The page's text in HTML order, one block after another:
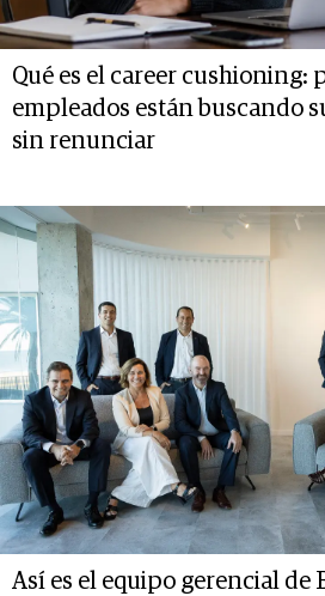
Qué es el career cushioning:
empleados están buscando
sin renunciar
Así es el equipo gerencial de